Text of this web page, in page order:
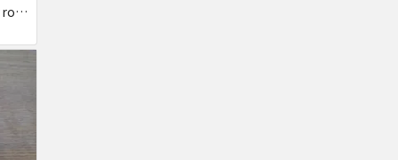
ジャンク iPhone 13 Pro Max ブルー 1TB